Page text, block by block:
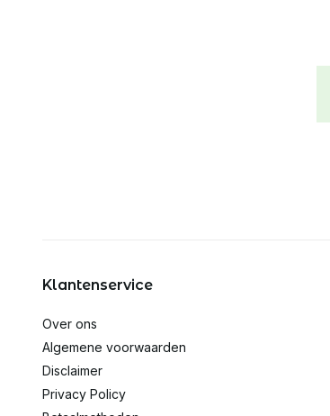
Klantenservice
Over ons
Algemene voorwaarden
Disclaimer
Privacy Policy